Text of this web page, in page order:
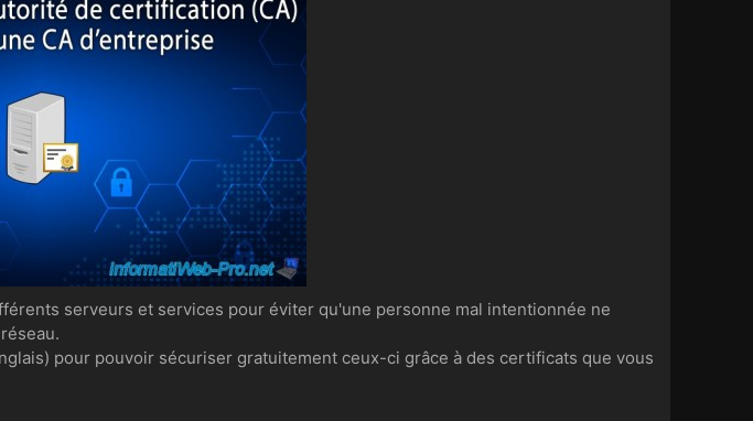
serveurs et services pour éviter qu'une personne mal intentionnée ne
pour pouvoir sécuriser gratuitement ceux-ci grâce à des certificats que vous